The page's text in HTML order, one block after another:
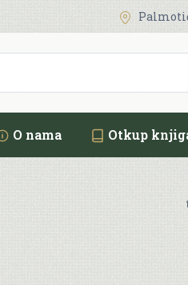
O nama Otkup